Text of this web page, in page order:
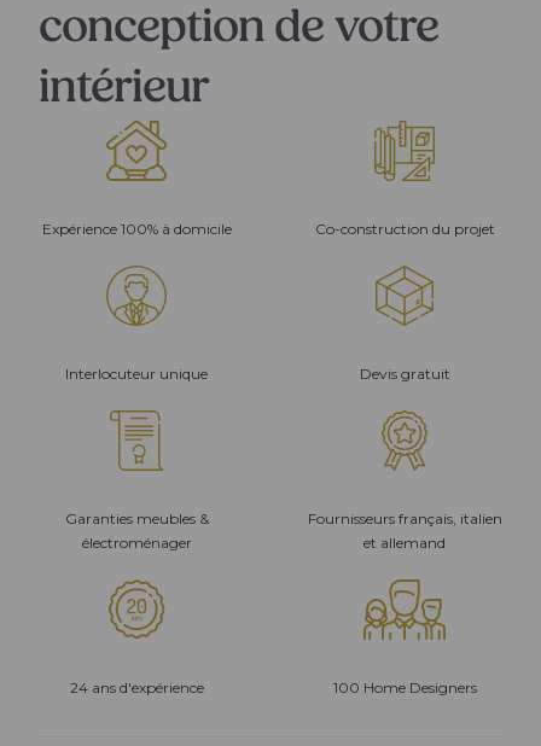
conception de votre
intérieur
Expérience 100% à domicile Co-construction du projet
Interlocuteur unique Devis gratuit
Garanties meubles &
électroménager
Fournisseurs français, italien
et allemand
24 ans d'expérience 100 Home Designers